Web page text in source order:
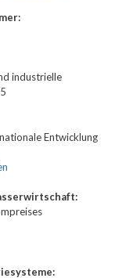
industrielle
Entwicklung